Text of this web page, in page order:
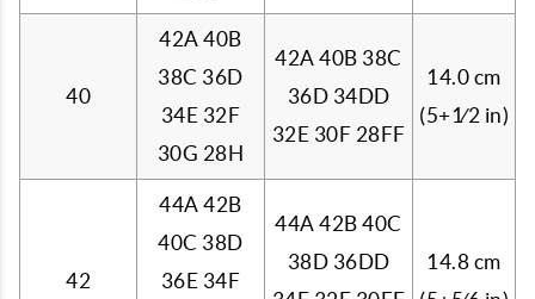
40
42A 40B
38C 36D
34E 32F
30G 28H
42A 40B 38C
36D 34DD
32E 30F 28FF
14.0 cm
(5+1⁄2 in)
42
44A 42B
40C 38D
36E 34F
44A 42B 40C
38D 36DD
14.8 cm